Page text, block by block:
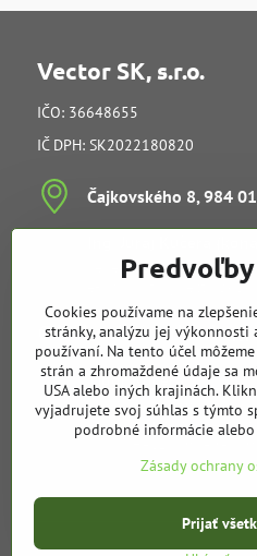
Vector SK, s.r.o.
IČO: 36648655
IČ DPH: SK2022180820
Čajkovského 8, 984
vedenie spoločnosti
info@vectorsk.sk
Obchodné
Tibor Kučera
mobil:+421 905 729 968
e-mail:
Cookies používame na
stránky, analýzu jej výkonnosti
používaní. Na tento účel
strán a zhromaždené údaje sa
USA alebo iných krajinách.
vyjadrujete svoj súhlas s týmto
podrobné informácie
Zásady ochrany
Prijať